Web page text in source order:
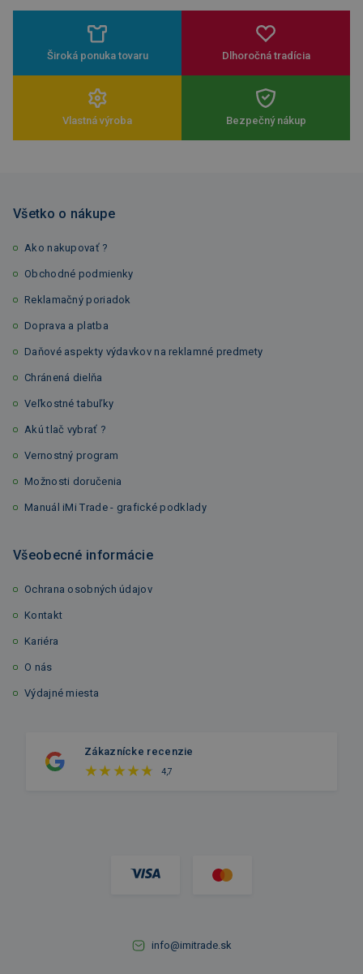
Široká ponuka tovaru Dlhoročná tradícia
Vlastná výroba Bezpečný nákup
Všetko o nákupe
Ako nakupovať ?
Obchodné podmienky
Reklamačný poriadok
Doprava a platba
Daňové aspekty výdavkov na reklamné predmety
Chránená dielňa
Veľkostné tabuľky
Akú tlač vybrať ?
Vernostný program
Možnosti doručenia
Manuál iMi Trade - grafické podklady
Všeobecné informácie
Ochrana osobných údajov
Kontakt
Kariéra
O nás
Výdajné miesta
Zákaznícke recenzie
4,7
info@imitrade.sk